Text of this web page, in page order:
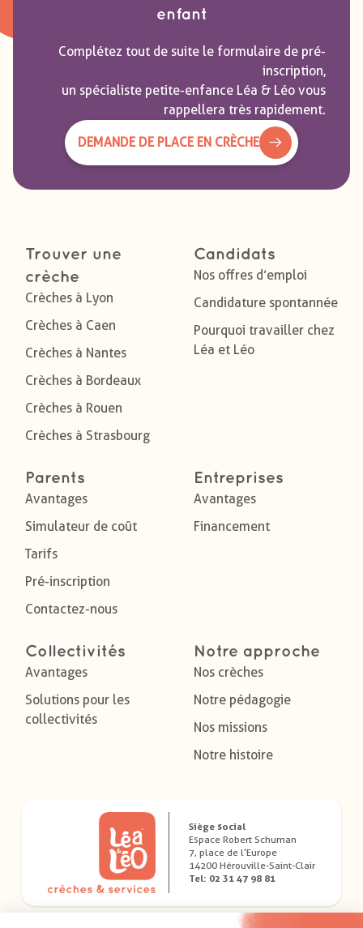
enfant
Complétez tout de suite le formulaire de pré-
inscription,
un spécialiste petite-enfance Léa & Léo vous
rappellera très rapidement.
DEMANDE DE PLACE EN CRÈCHE
Trouver une
crèche
Crèches à Lyon
Crèches à Caen
Crèches à Nantes
Crèches à Bordeaux
Crèches à Rouen
Crèches à Strasbourg
Candidats
Nos offres d’emploi
Candidature spontannée
Pourquoi travailler chez
Léa et Léo
Parents
Avantages
Simulateur de coût
Tarifs
Pré-inscription
Contactez-nous
Entreprises
Avantages
Financement
Collectivités
Avantages
Solutions pour les
collectivités
Notre approche
Nos crèches
Notre pédagogie
Nos missions
Notre histoire
Siège social
Espace Robert Schuman
7, place de l’Europe
14200 Hérouville-Saint-Clair
Tel: 02 31 47 98 81